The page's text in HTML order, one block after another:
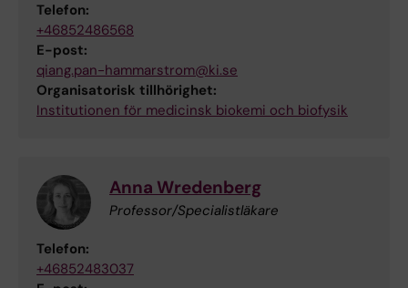
Telefon:
+46852486568
E-post:
qiang.pan-hammarstrom@ki.se
Organisatorisk tillhörighet:
Institutionen för medicinsk biokemi och biofysik
Anna Wredenberg
Professor/Specialistläkare
Telefon:
+46852483037